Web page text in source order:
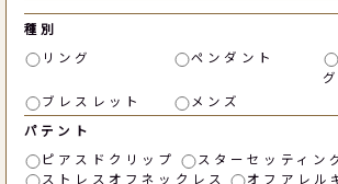
種別
リング
ペンダント
グ
ブレスレット
メンズ
パテント
ピアスドクリップ
スターセッティン
ストレスオフネックレス
オフアレル